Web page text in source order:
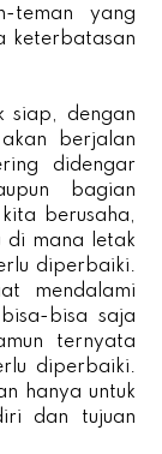
teman yang
keterbatasan
siap, dengan
berjalan
didengar
bagian
berusaha,
di mana letak
diperbaiki.
mendalami
bisa saja
ternyata
diperbaiki.
hanya untuk
dan tujuan